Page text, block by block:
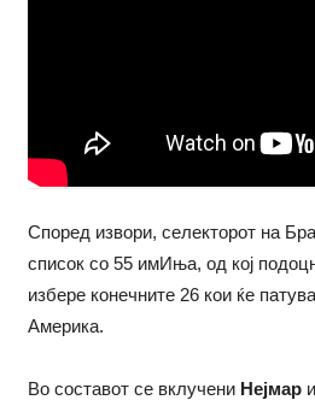
Според извори, селекторот на
список со 55 имИња, од кој
избере конечните 26 кои ќе
Америка.
Во составот се вклучени Нејмари